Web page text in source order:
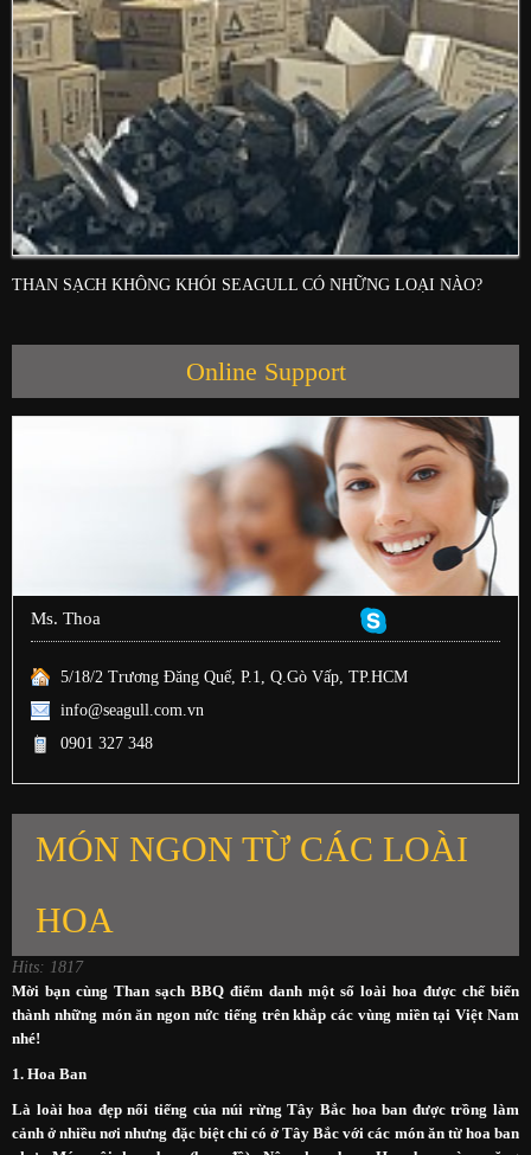
THAN SẠCH KHÔNG KHÓI SEAGULL CÓ NHỮNG LOẠI NÀO?
Online Support
Ms. Thoa
5/18/2 Trương Đăng Quế, P.1, Q.Gò Vấp, TP.HCM
info@seagull.com.vn
0901 327 348
MÓN NGON TỪ CÁC LOÀI
HOA
Hits: 1817
Mời bạn cùng Than sạch BBQ điểm danh một số loài hoa được chế biến
thành những món ăn ngon nức tiếng trên khắp các vùng miền tại Việt Nam
nhé!
1. Hoa Ban
Là loài hoa đẹp nổi tiếng của núi rừng Tây Bắc hoa ban được trồng làm
cảnh ở nhiều nơi nhưng đặc biệt chỉ có ở Tây Bắc với các món ăn từ hoa ban